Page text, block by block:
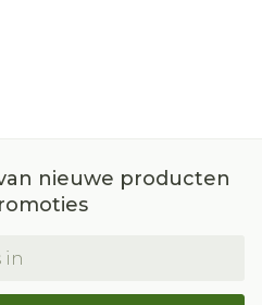
nieuwe producten